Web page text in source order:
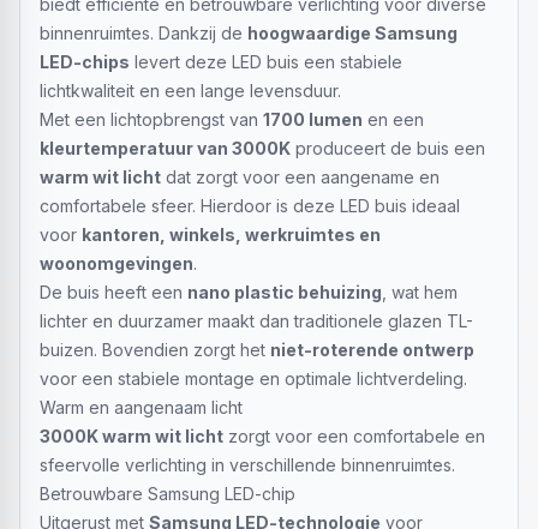
biedt efficiënte en betrouwbare verlichting voor diverse
binnenruimtes. Dankzij de hoogwaardige Samsung
LED-chips levert deze LED buis een stabiele
lichtkwaliteit en een lange levensduur.
Met een lichtopbrengst van 1700 lumen en een
kleurtemperatuur van 3000K produceert de buis een
warm wit licht dat zorgt voor een aangename en
comfortabele sfeer. Hierdoor is deze LED buis ideaal
voor kantoren, winkels, werkruimtes en
woonomgevingen.
De buis heeft een nano plastic behuizing , wat hem
lichter en duurzamer maakt dan traditionele glazen TL-
buizen. Bovendien zorgt het niet-roterende ontwerp
voor een stabiele montage en optimale lichtverdeling.
Warm en aangenaam licht
3000K warm wit licht zorgt voor een comfortabele en
sfeervolle verlichting in verschillende binnenruimtes.
Betrouwbare Samsung LED-chip
Uitgerust met Samsung LED-technologie voor